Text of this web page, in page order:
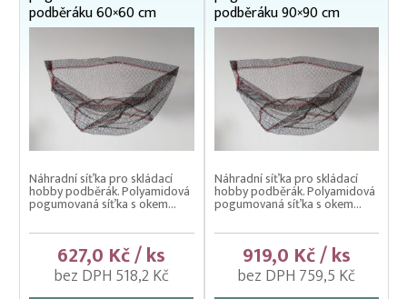
podběráku 60×60 cm
Náhradní síťka pro skládací
hobby podběrák. Polyamidová
pogumovaná síťka s okem...
627,0 Kč / ks
bez DPH 518,2 Kč
podběráku 90×90 cm
Náhradní síťka pro skládací
hobby podběrák. Polyamidová
pogumovaná síťka s okem...
919,0 Kč / ks
bez DPH 759,5 Kč